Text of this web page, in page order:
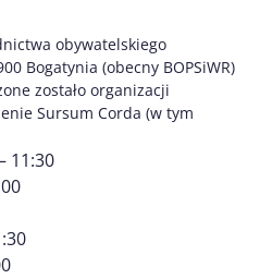
obywatelskiego
Bogatynia (obecny BOPSiWR)
zostało organizacji
Sursum Corda (w tym
11:30